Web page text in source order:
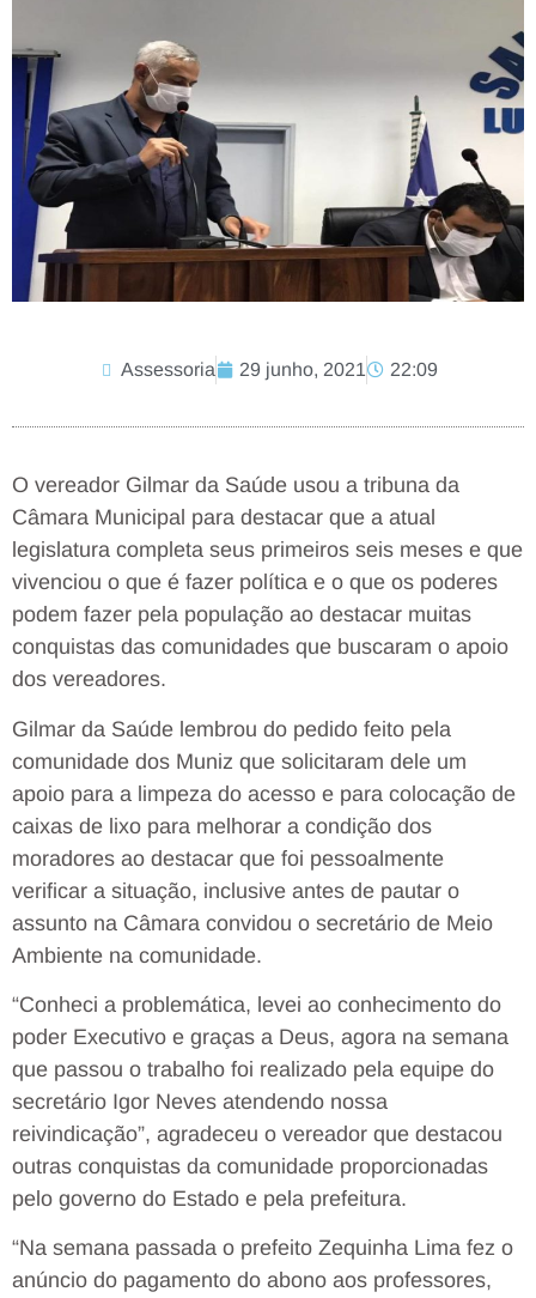
Assessoria 29 junho, 2021 22:09
O vereador Gilmar da Saúde usou a tribuna da
Câmara Municipal para destacar que a atual
legislatura completa seus primeiros seis meses e que
vivenciou o que é fazer política e o que os poderes
podem fazer pela população ao destacar muitas
conquistas das comunidades que buscaram o apoio
dos vereadores.
Gilmar da Saúde lembrou do pedido feito pela
comunidade dos Muniz que solicitaram dele um
apoio para a limpeza do acesso e para colocação de
caixas de lixo para melhorar a condição dos
moradores ao destacar que foi pessoalmente
verificar a situação, inclusive antes de pautar o
assunto na Câmara convidou o secretário de Meio
Ambiente na comunidade.
“Conheci a problemática, levei ao conhecimento do
poder Executivo e graças a Deus, agora na semana
que passou o trabalho foi realizado pela equipe do
secretário Igor Neves atendendo nossa
reivindicação”, agradeceu o vereador que destacou
outras conquistas da comunidade proporcionadas
pelo governo do Estado e pela prefeitura.
“Na semana passada o prefeito Zequinha Lima fez o
anúncio do pagamento do abono aos professores,